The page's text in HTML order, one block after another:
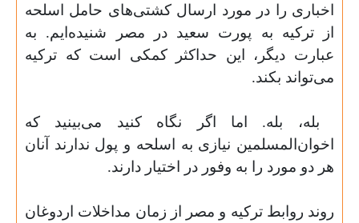
اخباری را در مورد ارسال کشتی‌های حامل اسلحه
از ترکیه به پورت سعید در مصر شنیده‌ایم. به
عبارت دیگر، این حداکثر کمکی است که ترکیه
می‌تواند بکند.
بله، بله. اما اگر نگاه کنید می‌بینید که
اخوان‌المسلمین نیازی به اسلحه و پول ندارند آنان
هر دو مورد را به وفور در اختیار دارند.
روند روابط ترکیه و مصر از زمان مداخلات اردوغان